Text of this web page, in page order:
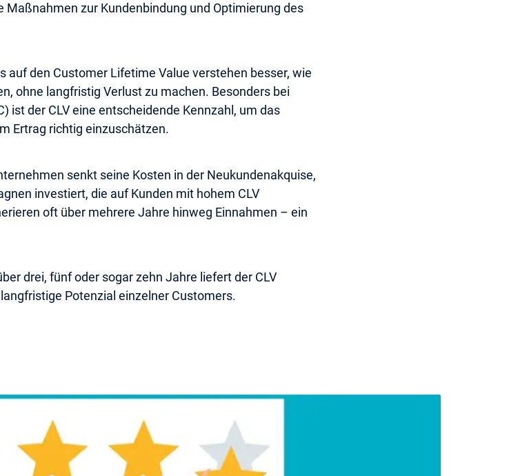
zur Kundenbindung und Optimierung des
auf den Customer Lifetime Value verstehen besser, wie
ohne langfristig Verlust zu machen. Besonders bei
ist der CLV eine entscheidende Kennzahl, um das
Ertrag richtig einzuschätzen.
senkt seine Kosten in der Neukundenakquise,
investiert, die auf Kunden mit hohem CLV
oft über mehrere Jahre hinweg Einnahmen – ein
drei, fünf oder sogar zehn Jahre liefert der CLV
Potenzial einzelner Customers.